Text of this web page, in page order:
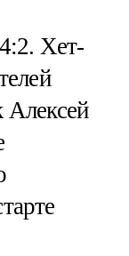
Хет-
Алексей